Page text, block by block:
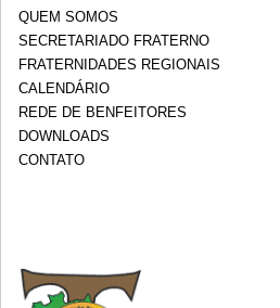
QUEM SOMOS
SECRETARIADO FRATERNO
FRATERNIDADES REGIONAIS
CALENDÁRIO
REDE DE BENFEITORES
DOWNLOADS
CONTATO